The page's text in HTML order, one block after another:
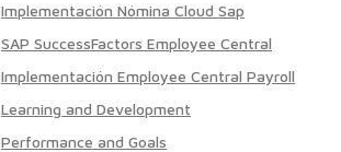
Implementación Nómina Cloud Sap
SAP SuccessFactors Employee Central
Implementación Employee Central Payroll
Learning and Development
Performance and Goals